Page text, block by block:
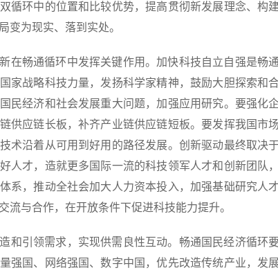
循环中的位置和比较优势，提高贯彻新发展理念、构
变为现实、落到实处。
新在畅通循环中发挥关键作用。加快科技自立自强是畅
家战略科技力量，发扬科学家精神，鼓励大胆探索和
民经济和社会发展重大问题，加强应用研究。要强化
供应链长板，补齐产业链供应链短板。要发挥我国市
术沿着从可用到好用的路径发展。创新驱动最终取决
人才，造就更多国际一流的科技领军人才和创新团队
系，推动全社会加大人力资本投入，加强基础研究人
流与合作，在开放条件下促进科技能力提升。
造和引领需求，实现供需良性互动。畅通国民经济循环
强国、网络强国、数字中国，优先改造传统产业，发